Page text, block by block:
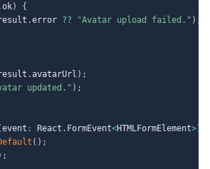
ok)
{
.error ?? "Avatar upload failed." ) ;
.avatarUrl ) ;
updated." ) ;
event : React . FormEvent<HTMLFormElement>)
( ) ;
;